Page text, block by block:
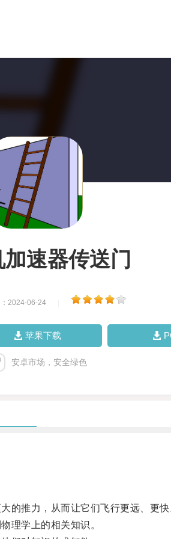
速器传送门
2024-06-24
苹果下载
安卓市场，安全绿色
推力，从而让它们飞行更远、更快
理学上的相关知识。